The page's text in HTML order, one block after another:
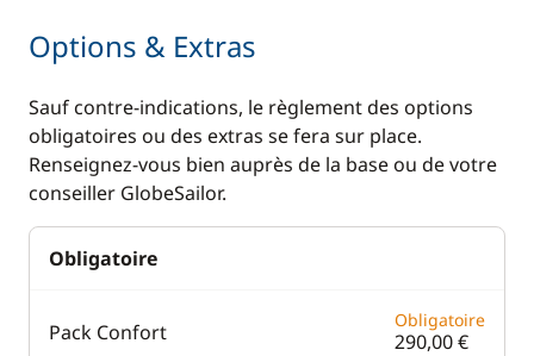
Options & Extras
Sauf contre-indications, le règlement des options
obligatoires ou des extras se fera sur place.
Renseignez-vous bien auprès de la base ou de votre
conseiller GlobeSailor.
Obligatoire
Pack Confort Obligatoire
290,00 €